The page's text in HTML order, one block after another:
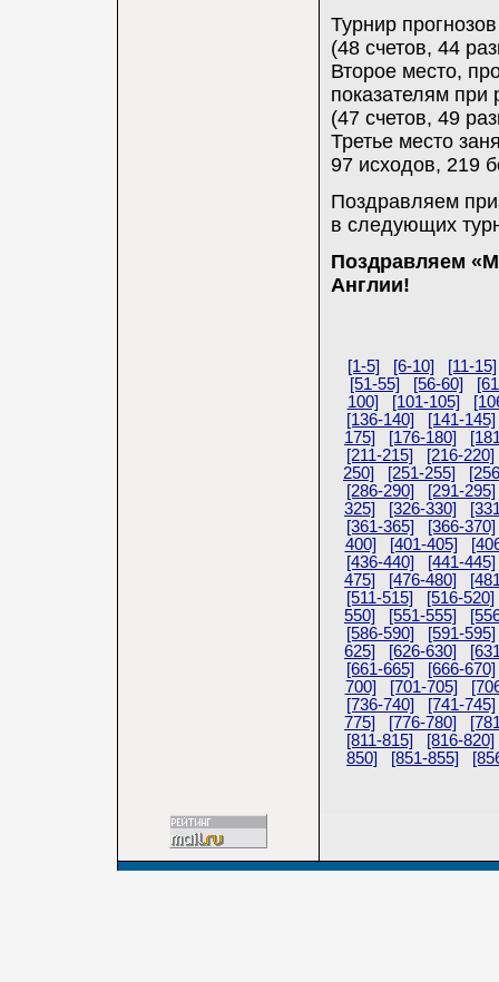
Турнир
(48 счетов, 44
Второе место,
показателям при
(47 счетов, 49
Третье место
97 исходов, 219
Поздравляем
в следующих
Поздравляем
Англии!
[1-5] [6-10]
[11-15]
[51-55]
[56-60]
100]
[101-105]
[136-140]
[141-145]
175]
[176-180]
[211-215]
[216-220]
250]
[251-255]
[286-290]
[291-295]
325]
[326-330]
[361-365]
[366-370]
400]
[401-405]
[436-440]
[441-445]
475]
[476-480]
[511-515]
[516-520]
550]
[551-555]
[586-590]
[591-595]
625]
[626-630]
[661-665]
[666-670]
700]
[701-705]
[736-740]
[741-745]
775]
[776-780]
[811-815]
[816-820]
850]
[851-855]